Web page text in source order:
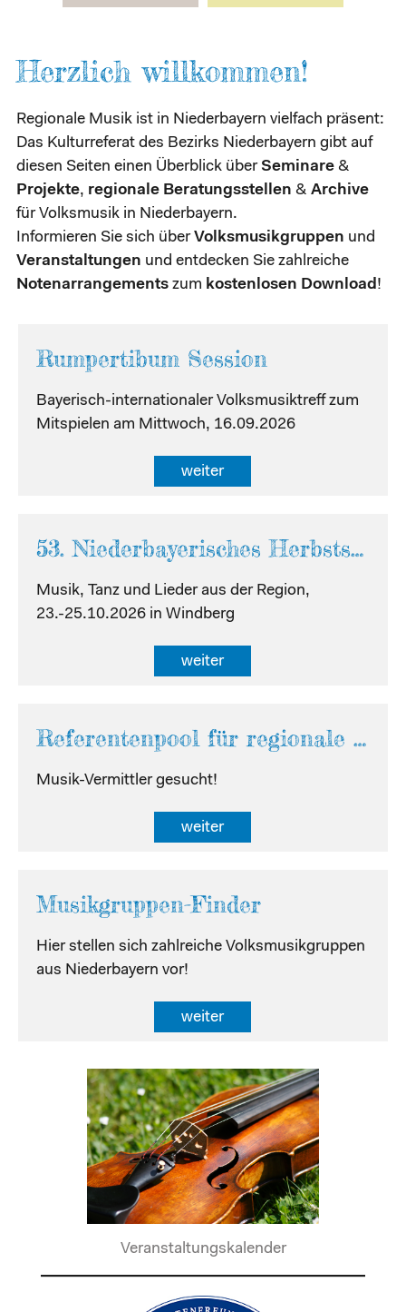
Herzlich willkommen!
Regionale Musik ist in Niederbayern vielfach präsent:
Das Kulturreferat des Bezirks Niederbayern gibt auf
diesen Seiten einen Überblick über Seminare &
Projekte, regionale Beratungsstellen & Archive
für Volksmusik in Niederbayern.
Informieren Sie sich überVolksmusikgruppen und
Veranstaltungen und entdecken Sie zahlreiche
Notenarrangementszum kostenlosen Download !
Rumpertibum Session
Bayerisch-internationaler Volksmusiktreff zum
Mitspielen am Mittwoch, 16.09.2026
weiter
53. Niederbayerisches Herbstseminar
Musik, Tanz und Lieder aus der Region,
23.-25.10.2026 in Windberg
weiter
Referentenpool für regionale Musik
Musik-Vermittler gesucht!
weiter
Musikgruppen-Finder
Hier stellen sich zahlreiche Volksmusikgruppen
aus Niederbayern vor!
weiter
Veranstaltungskalender